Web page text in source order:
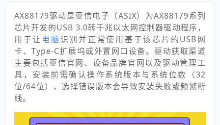
AX88179驱动是亚信电子（ASIX）为AX88179系列
芯片开发的USB 3.0转千兆以太网控制器驱动程序，
用于让 电脑识别并正常使用基于该芯片的USB网
卡、Type-C扩展坞或外置网口设备。驱动获取渠道
主要包括亚信官网、设备品牌官网以及驱动管理工
具，安装前需确认操作系统版本与系统位数（32
位/64位），选择错误版本会导致安装失败或频繁断
线。